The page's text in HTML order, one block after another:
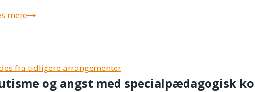
mereForedrag
fra tidligere arrangementer
og angst med specialpædagogisk